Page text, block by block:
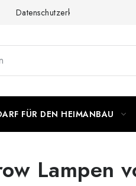
Datenschutzerklärung
FÜR DEN HEIMANBAU
Lampen